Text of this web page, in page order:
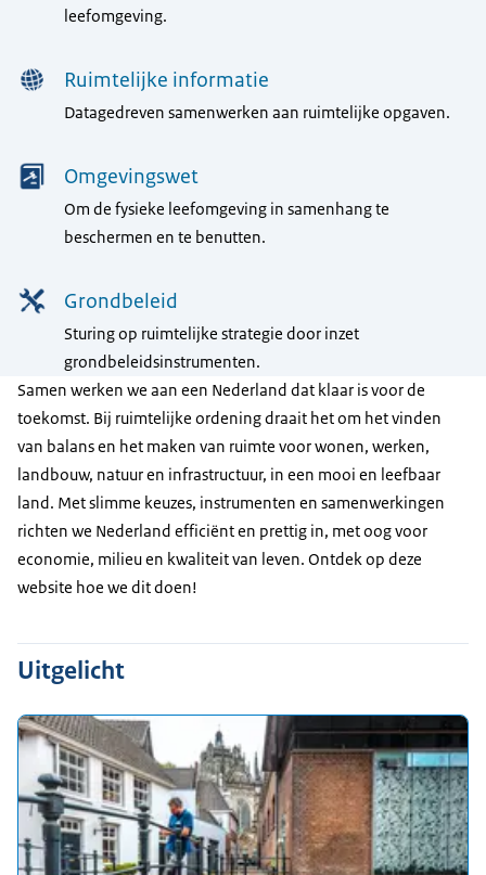
leefomgeving.
Ruimtelijke informatie
Datagedreven samenwerken aan ruimtelijke opgaven.
Omgevingswet
Om de fysieke leefomgeving in samenhang te
beschermen en te benutten.
Grondbeleid
Sturing op ruimtelijke strategie door inzet
grondbeleidsinstrumenten.
Samen werken we aan een Nederland dat klaar is voor de
toekomst. Bij ruimtelijke ordening draait het om het vinden
van balans en het maken van ruimte voor wonen, werken,
landbouw, natuur en infrastructuur, in een mooi en leefbaar
land. Met slimme keuzes, instrumenten en samenwerkingen
richten we Nederland efficiënt en prettig in, met oog voor
economie, milieu en kwaliteit van leven. Ontdek op deze
website hoe we dit doen!
Uitgelicht